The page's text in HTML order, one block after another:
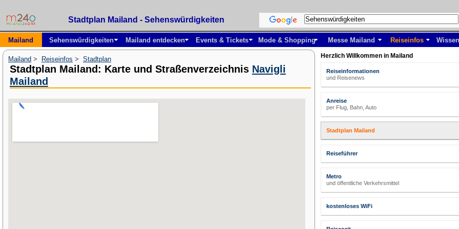
Stadtplan Mailand - Sehenswürdigkeiten
Mailand Sehenswürdigkeiten Mailand entdecken Events & Tickets Mode & Shopping Messe Mailand Reiseinfos
Mailand > Reiseinfos > Stadtplan
Stadtplan Mailand: Karte und Straßenverzeichnis Navigli
Mailand
Herzlich Willkommen in Mailand
Reiseinformationen
und Reisenews
Anreise
per Flug, Bahn, Auto
Stadtplan Mailand
Reiseführer
Metro
und öffentliche Verkehrsmittel
kostenloses WiFi